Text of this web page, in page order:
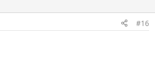
#16